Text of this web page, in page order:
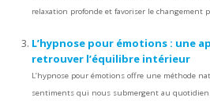
relaxation profonde et favoriser le changement
L’hypnose pour émotions : une
retrouver l’équilibre intérieur
L’hypnose pour émotions offre une méthode
sentiments qui nous submergent au